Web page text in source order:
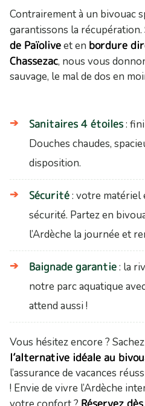
Contrairement à un bivouac
garantissons la récupération.
de Païoliveet en bordure
Chassezac, nous vous
sauvage, le mal de dos en
Sanitaires 4 étoiles:
Douches chaudes,
disposition.
Sécurité: votre
sécurité. Partez en
l’Ardèche la journée et
Baignade garantie: la
notre parc aquatique
attend aussi !
Vous hésitez encore ?
l’alternative idéale au
l’assurance de vacances
! Envie de vivre l’Ardèche
Réservez